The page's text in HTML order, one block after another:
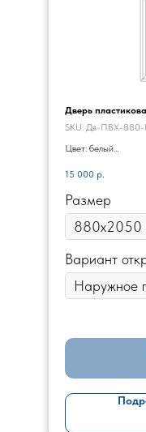
Дверь
SKU: Дв-ПВХ-
Цвет: белый
Ширина полотна -
Монтаж - бесплатно
15 000 р.
Размер
Вариант